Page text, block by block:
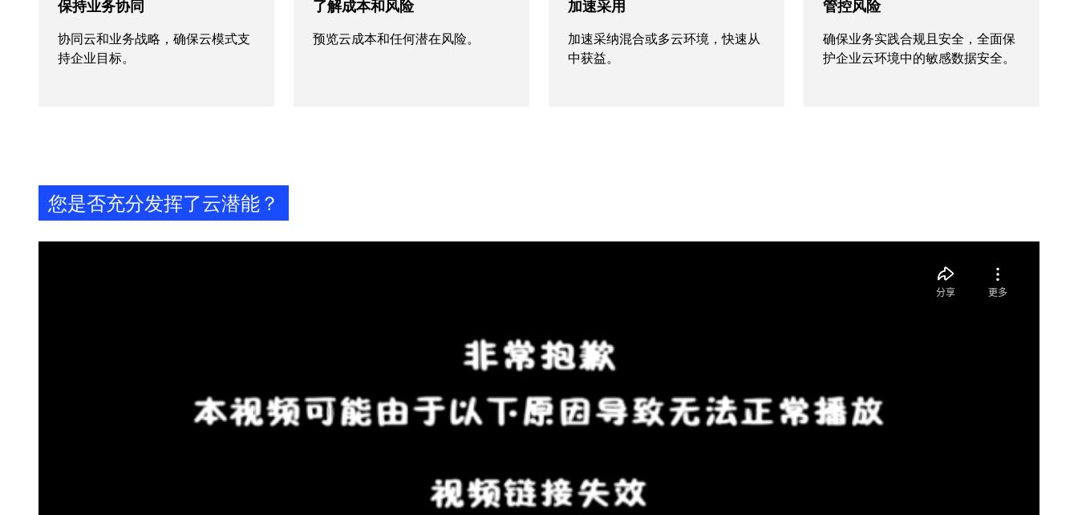
保持业务协同
协同云和业务战略，确保云模式支
持企业目标。
了解成本和风险
预览云成本和任何潜在风险。
加速采用
加速采纳混合或多云环境，快速从
中获益。
管控风险
确保业务实践合规且安全，全面保
护企业云环境中的敏感数据安全。
您是否充分发挥了云潜能？